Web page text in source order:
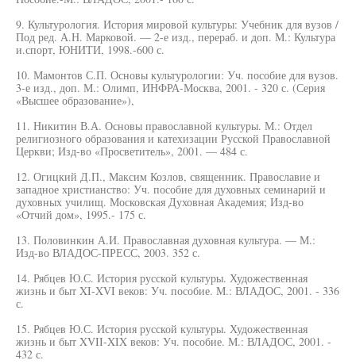
9. Культурология. История мировой культуры: Учебник для вузов /
Под ред. А.Н. Марковой. — 2-е изд., перераб. и доп. М.: Культура
и.спорт, ЮНИТИ, 1998.-600 с.
10. Мамонтов С.П. Основы культурологии: Уч. пособие для вузов.
3-е изд., доп. М.: Олимп, ИНФРА-Москва, 2001. - 320 с. (Серия
«Высшее образование»),
11. Никитин В.А. Основы православной культуры. М.: Отдел
религиозного образования и катехизации Русской Православной
Церкви; Изд-во «Просветитель», 2001. — 484 с.
12. Огицкий Д.П., Максим Козлов, священник. Православие и
западное христианство: Уч. пособие для духовных семинарий и
духовных училищ. Московская Духовная Академия; Изд-во
«Отчий дом», 1995.- 175 с.
13. Половинкин А.И. Православная духовная культура. — М.:
Изд-во ВЛАДОС-ПРЕСС, 2003. 352 с.
14. Рябцев Ю.С. История русской культуры. Художественная
жизнь и быт XI-XVI веков: Уч. пособие. М.: ВЛАДОС, 2001. - 336
с.
15. Рябцев Ю.С. История русской культуры. Художественная
жизнь и быт XVII-XIX веков: Уч. пособие. М.: ВЛАДОС, 2001. -
432 с.